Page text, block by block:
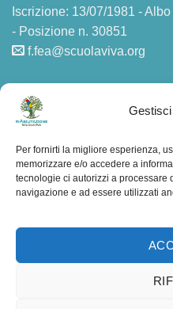
Per fornirti la migliore esperienza,
memorizzare e/o accedere a
tecnologie ci autorizzi a processare
navigazione e ad essere utilizzati
Iscrizione: 13/07/1981 -
- Posizione n. 30851
f.fea@scuolaviva.org
AMMINISTRAZIONE
F.A.Q.